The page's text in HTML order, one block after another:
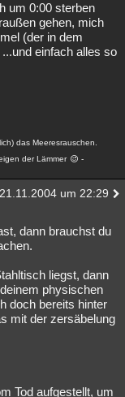
um 0:00 sterben
gehen, mich
(der in dem
einfach alles so
das Meeresrauschen.
der Lämmer
-
21.11.2004 um 22:29
dann brauchst du
liegst, dann
physischen
doch bereits hinter
mit der zersäbelung
Tod aufgestellt, um